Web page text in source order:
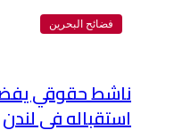
فضائح البحرين
ناشط حقوقي
استقباله في لندن